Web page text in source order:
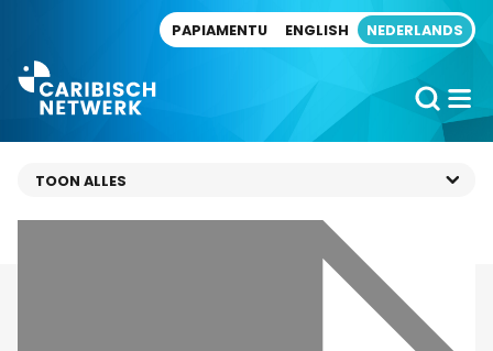
PAPIAMENTU ENGLISH NEDERLANDS